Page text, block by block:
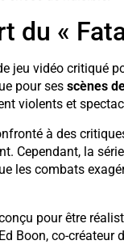
du «
jeu vidéo critiqué
pour ses scènes
violents et
à des
Cependant, la
les combats
pour être
Boon, co-créateur